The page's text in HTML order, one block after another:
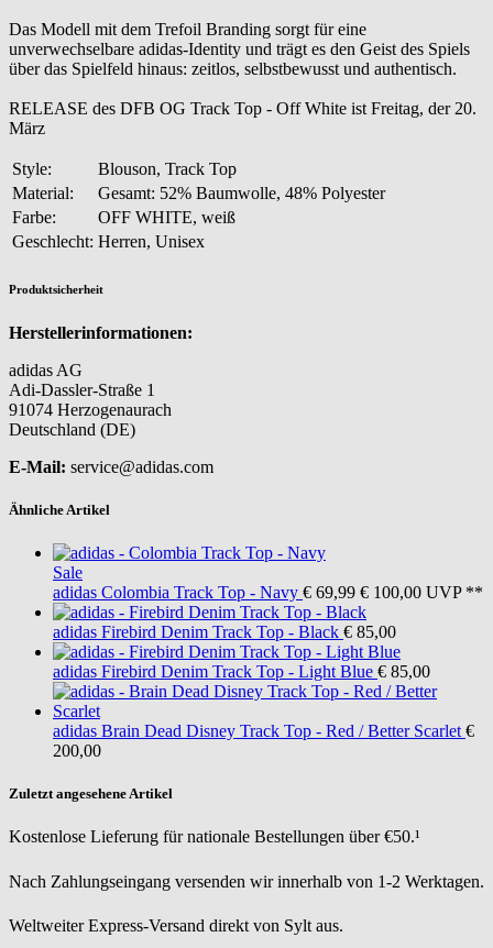
Das Modell mit dem Trefoil Branding sorgt für eine
unverwechselbare adidas-Identity und trägt es den Geist des Spiels
über das Spielfeld hinaus: zeitlos, selbstbewusst und authentisch.
RELEASE des DFB OG Track Top - Off White ist Freitag, der 20.
März
Style:
Blouson, Track Top
Material:
Gesamt: 52% Baumwolle, 48% Polyester
Farbe:
OFF WHITE, weiß
Geschlecht: Herren, Unisex
Produktsicherheit
Herstellerinformationen:
adidas AG
Adi-Dassler-Straße 1
91074 Herzogenaurach
Deutschland (DE)
E-Mail: service@adidas.com
Ähnliche Artikel
Sale
adidas Colombia Track Top - Navy € 69,99 € 100,00 UVP **
adidas Firebird Denim Track Top - Black € 85,00
adidas Firebird Denim Track Top - Light Blue € 85,00
adidas Brain Dead Disney Track Top - Red / Better Scarlet €
200,00
Zuletzt angesehene Artikel
Kostenlose Lieferung für nationale Bestellungen über €50.¹
Nach Zahlungseingang versenden wir innerhalb von 1-2 Werktagen.
Weltweiter Express-Versand direkt von Sylt aus.